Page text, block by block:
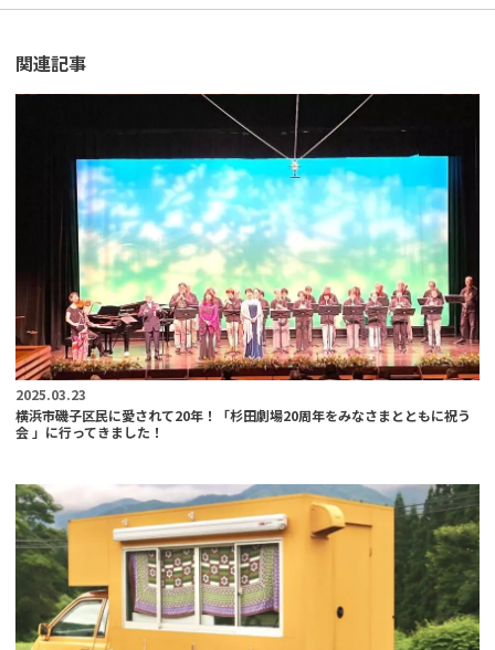
関連記事
2025.03.23
横浜市磯子区民に愛されて20年！「杉田劇場20周年をみなさまとともに祝う
会 」に行ってきました！